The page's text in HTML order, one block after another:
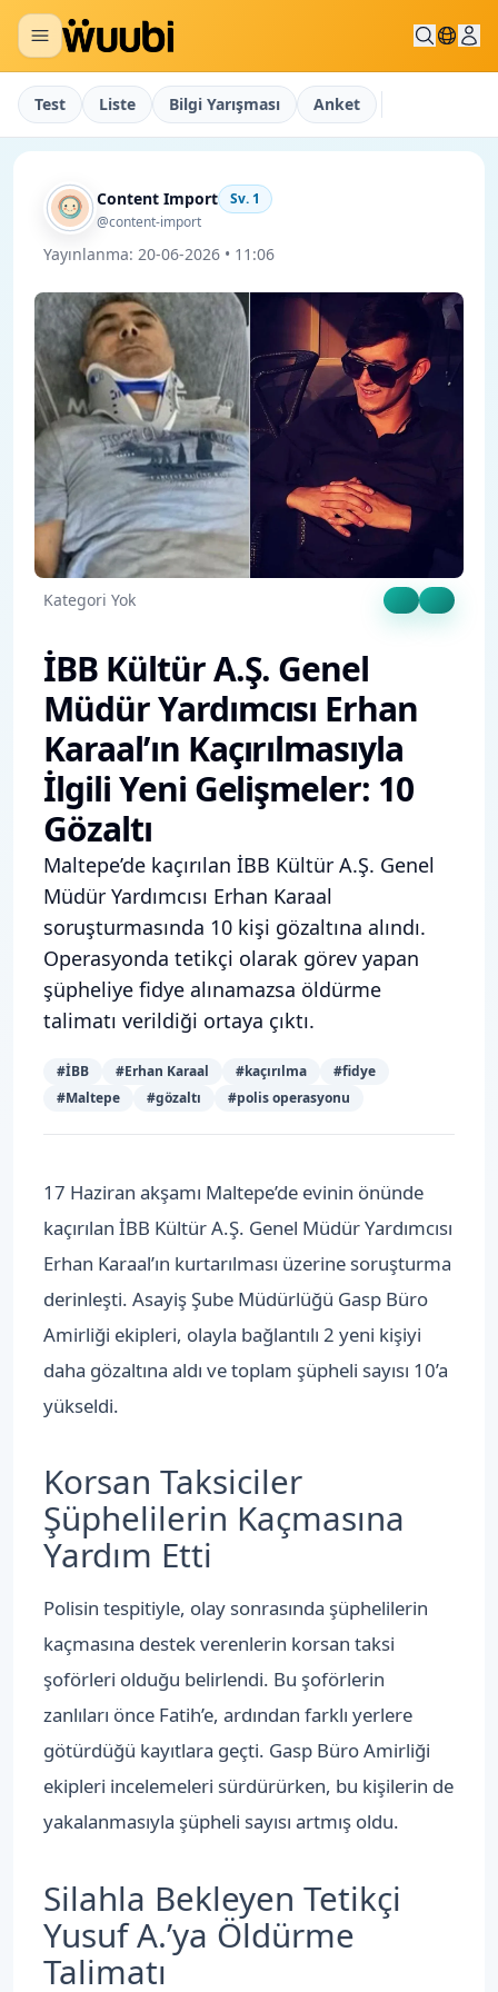
Test Liste Bilgi Yarışması Anket
Content Import Sv. 1
@content-import
Yayınlanma: 20-06-2026 • 11:06
Kategori Yok
İBB Kültür A.Ş. Genel
Müdür Yardımcısı Erhan
Karaal’ın Kaçırılmasıyla
İlgili Yeni Gelişmeler: 10
Gözaltı
Maltepe’de kaçırılan İBB Kültür A.Ş. Genel
Müdür Yardımcısı Erhan Karaal
soruşturmasında 10 kişi gözaltına alındı.
Operasyonda tetikçi olarak görev yapan
şüpheliye fidye alınamazsa öldürme
talimatı verildiği ortaya çıktı.
#İBB #Erhan Karaal #kaçırılma #fidye
#Maltepe #gözaltı #polis operasyonu
17 Haziran akşamı Maltepe’de evinin önünde
kaçırılan İBB Kültür A.Ş. Genel Müdür Yardımcısı
Erhan Karaal’ın kurtarılması üzerine soruşturma
derinleşti. Asayiş Şube Müdürlüğü Gasp Büro
Amirliği ekipleri, olayla bağlantılı 2 yeni kişiyi
daha gözaltına aldı ve toplam şüpheli sayısı 10’a
yükseldi.
Korsan Taksiciler
Şüphelilerin Kaçmasına
Yardım Etti
Polisin tespitiyle, olay sonrasında şüphelilerin
kaçmasına destek verenlerin korsan taksi
şoförleri olduğu belirlendi. Bu şoförlerin
zanlıları önce Fatih’e, ardından farklı yerlere
götürdüğü kayıtlara geçti. Gasp Büro Amirliği
ekipleri incelemeleri sürdürürken, bu kişilerin de
yakalanmasıyla şüpheli sayısı artmış oldu.
Silahla Bekleyen Tetikçi
Yusuf A.’ya Öldürme
Talimatı